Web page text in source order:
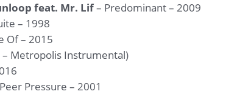
feat. Mr. Lif– Predominant – 2009
– 1998
Of – 2015
– Metropolis Instrumental)
Pressure – 2001